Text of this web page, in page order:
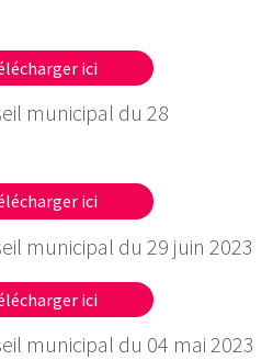
ici
municipal du 28
ici
municipal du 29 juin 2023
ici
municipal du 04 mai 2023